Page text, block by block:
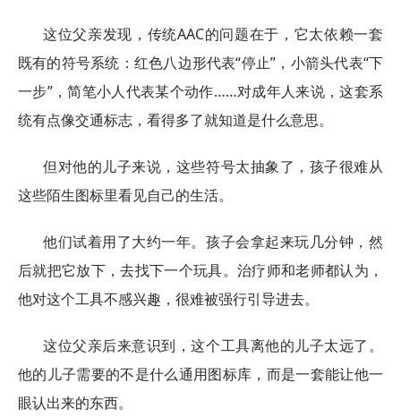
这位父亲发现，传统AAC的问题在于，它太依赖一套
既有的符号系统：红色八边形代表“停止”，小箭头代表“下
一步”，简笔小人代表某个动作……对成年人来说，这套系
统有点像交通标志，看得多了就知道是什么意思。
但对他的儿子来说，这些符号太抽象了，孩子很难从
这些陌生图标里看见自己的生活。
他们试着用了大约一年。孩子会拿起来玩几分钟，然
后就把它放下，去找下一个玩具。治疗师和老师都认为，
他对这个工具不感兴趣，很难被强行引导进去。
这位父亲后来意识到，这个工具离他的儿子太远了。
他的儿子需要的不是什么通用图标库，而是一套能让他一
眼认出来的东西。